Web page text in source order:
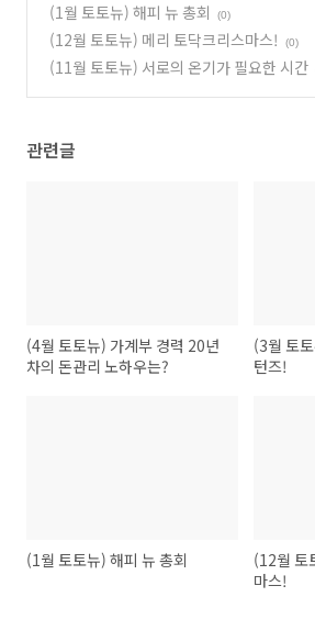
(1월 토토뉴) 해피 뉴 총회 (0)
(12월 토토뉴) 메리 토닥크리스마스! (0)
(11월 토토뉴) 서로의 온기가 필요한 시간
관련글
(4월 토토뉴) 가계부 경력 20년
차의 돈관리 노하우는?
(3월 토
턴즈!
(1월 토토뉴) 해피 뉴 총회
(12월 토
마스!